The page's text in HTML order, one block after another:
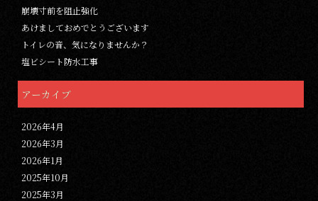
崩壊寸前を阻止強化
あけましておめでとうございます
トイレの音、気になりませんか？
塩ビシート防水工事
アーカイブ
2026年4月
2026年3月
2026年1月
2025年10月
2025年3月